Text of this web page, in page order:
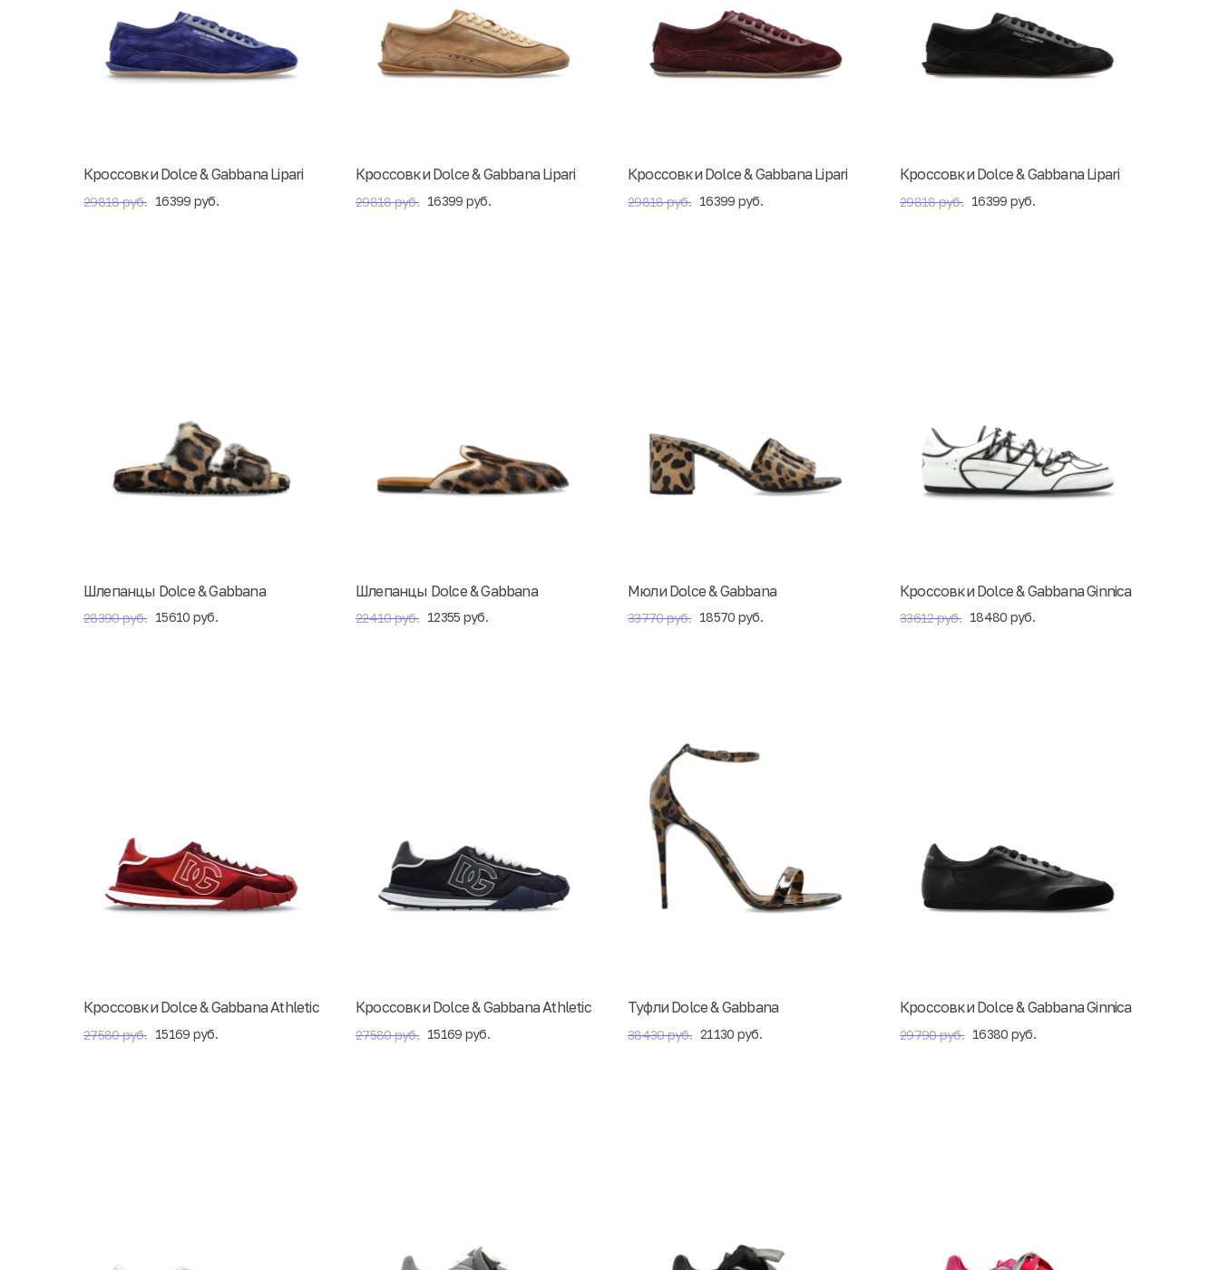
Кроссовки Dolce & Gabbana Lipari
29818 руб. 16399 руб.
Кроссовки Dolce & Gabbana Lipari
29818 руб. 16399 руб.
Кроссовки Dolce & Gabbana Lipari
29818 руб. 16399 руб.
Кроссовки Dolce & Gabbana Lipari
29818 руб. 16399 руб.
Шлепанцы Dolce & Gabbana
28390 руб. 15610 руб.
Шлепанцы Dolce & Gabbana
22410 руб. 12355 руб.
Мюли Dolce & Gabbana
33770 руб. 18570 руб.
Кроссовки Dolce & Gabbana Ginnica
33612 руб. 18480 руб.
Кроссовки Dolce & Gabbana Athletic
27580 руб. 15169 руб.
Кроссовки Dolce & Gabbana Athletic
27580 руб. 15169 руб.
Туфли Dolce & Gabbana
38430 руб. 21130 руб.
Кроссовки Dolce & Gabbana Ginnica
29790 руб. 16380 руб.